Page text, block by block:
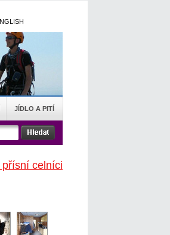
JÍDLO A PITÍ
celníci